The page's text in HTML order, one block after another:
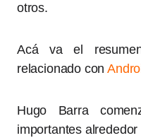
otros.
Acá va el
relacionado con
Hugo Barra
importantes